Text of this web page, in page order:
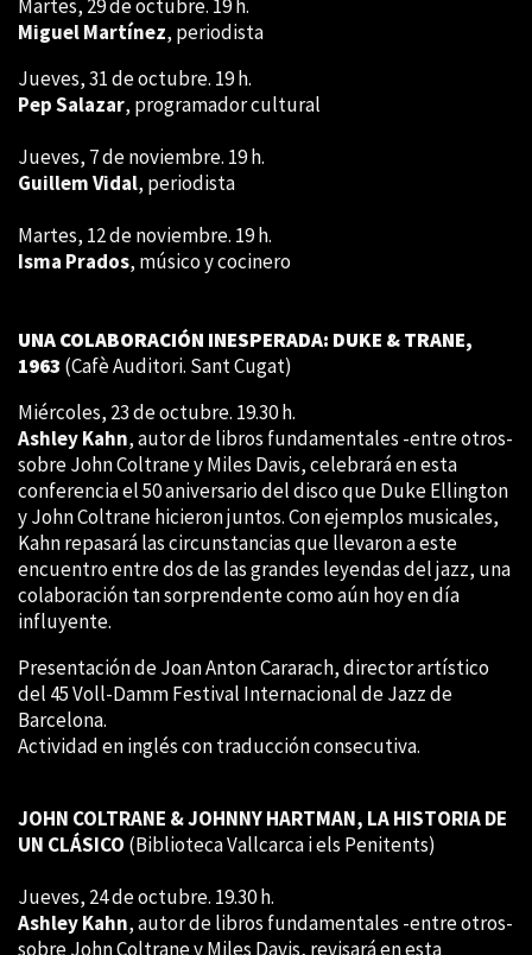
Martes, 29 de octubre. 19 h.
Miguel Martínez, periodista
Jueves, 31 de octubre. 19 h.
Pep Salazar, programador cultural
Jueves, 7 de noviembre. 19 h.
Guillem Vidal, periodista
Martes, 12 de noviembre. 19 h.
Isma Prados, músico y cocinero
UNA COLABORACIÓN INESPERADA: DUKE & TRANE,
1963 (Cafè Auditori. Sant Cugat)
Miércoles, 23 de octubre. 19.30 h.
Ashley Kahn, autor de libros fundamentales -entre otros-
sobre John Coltrane y Miles Davis, celebrará en esta
conferencia el 50 aniversario del disco que Duke Ellington
y John Coltrane hicieron juntos. Con ejemplos musicales,
Kahn repasará las circunstancias que llevaron a este
encuentro entre dos de las grandes leyendas del jazz, una
colaboración tan sorprendente como aún hoy en día
influyente.
Presentación de Joan Anton Cararach, director artístico
del 45 Voll-Damm Festival Internacional de Jazz de
Barcelona.
Actividad en inglés con traducción consecutiva.
JOHN COLTRANE & JOHNNY HARTMAN, LA HISTORIA DE
UN CLÁSICO (Biblioteca Vallcarca i els Penitents)
Jueves, 24 de octubre. 19.30 h.
Ashley Kahn, autor de libros fundamentales -entre otros-
sobre John Coltrane y Miles Davis, revisará en esta